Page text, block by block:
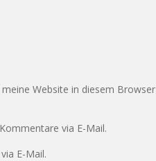
Website in diesem
via E-Mail.
E-Mail.